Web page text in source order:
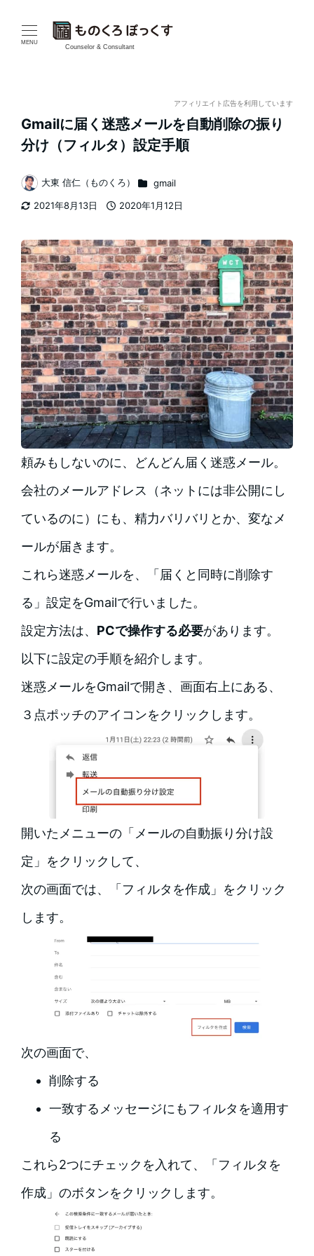
MENU
Counselor & Consultant
アフィリエイト広告を利用しています
Gmailに届く迷惑メールを自動削除の振り
分け（フィルタ）設定手順
2021年8月13日
2020年1月12日
著
者
大東 信仁（ものくろ） カテゴリー
gmail
頼みもしないのに、どんどん届く迷惑メール。
会社のメールアドレス（ネットには非公開にし
ているのに）にも、精力バリバリとか、変なメ
ールが届きます。
これら迷惑メールを、「届くと同時に削除す
る」設定をGmailで行いました。
設定方法は、 PCで操作する必要があります。
以下に設定の手順を紹介します。
迷惑メールをGmailで開き、画面右上にある、
３点ポッチのアイコンをクリックします。
開いたメニューの「メールの自動振り分け設
定」をクリックして、
次の画面では、「フィルタを作成」をクリック
します。
次の画面で、
削除する
一致するメッセージにもフィルタを適用す
る
これら2つにチェックを入れて、「フィルタを
作成」のボタンをクリックします。